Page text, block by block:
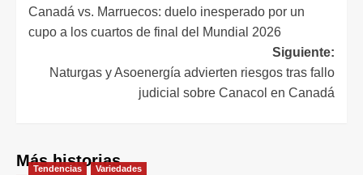
Canadá vs. Marruecos: duelo inesperado por un
cupo a los cuartos de final del Mundial 2026
Siguiente:
Naturgas y Asoenergía advierten riesgos tras fallo
judicial sobre Canacol en Canadá
Más historias
Tendencias Variedades